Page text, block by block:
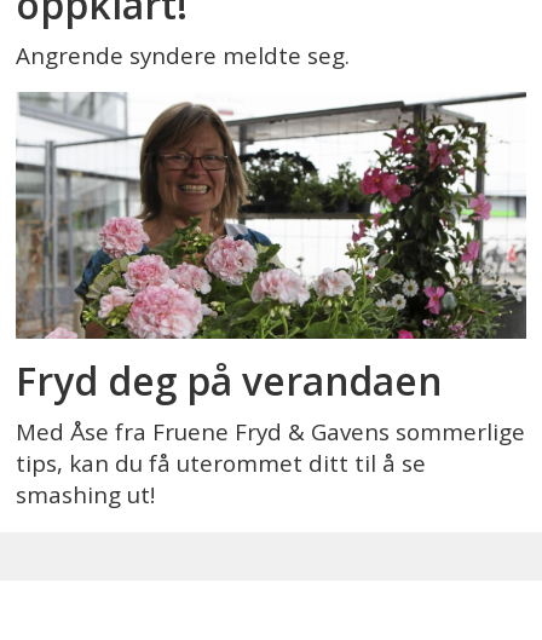
Angrende syndere meldte seg.
Fryd deg på verandaen
Med Åse fra Fruene Fryd & Gavens sommerlige
tips, kan du få uterommet ditt til å se
smashing ut!